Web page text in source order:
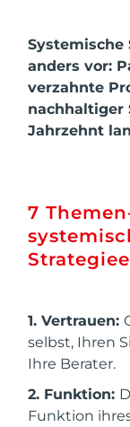
anders vor:
verzahnte
nachhaltiger
Jahrzehnt
7
1. Vertrauen:
selbst, Ihren
Ihre Berater.
2. Funktion:
Funktion